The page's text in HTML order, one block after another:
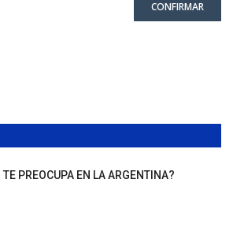
CONFIRMAR
PREOCUPA EN LA ARGENTINA?